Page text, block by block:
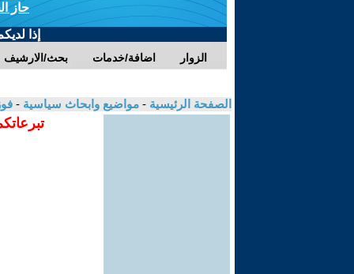
حاز
إذا
بحث/الارشيف اضافة/خدمات الزوار
الصفحة الرئيسية - مواضيع وابحاث سياسية -